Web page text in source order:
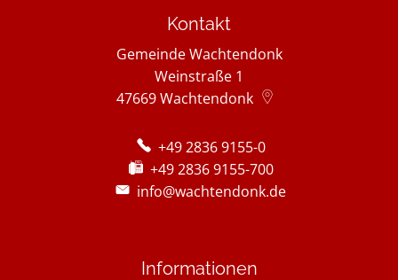
Kontakt
Gemeinde Wachtendonk
Weinstraße 1
47669Wachtendonk
+49 2836 9155-0
+49 2836 9155-700
info@wachtendonk.de
Informationen